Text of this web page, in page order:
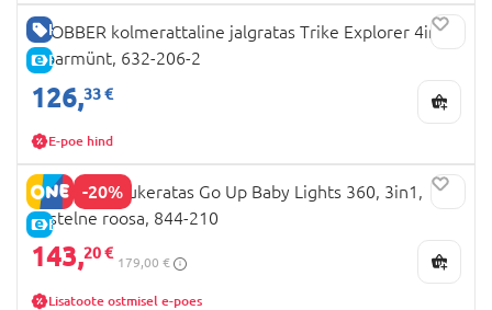
HEA HIND
E-HIND
GLOBBER kolmerattaline jalgratas Trike Explorer 4in1,
piparmünt, 632-206-2
126,33 €
E-poe hind
-20%
E-HIND
GLOBBER tõukeratas Go Up Baby Lights 360, 3in1,
pastelne roosa, 844-210
143,20 €
179,00 €
Lisatoote ostmisel e-poes